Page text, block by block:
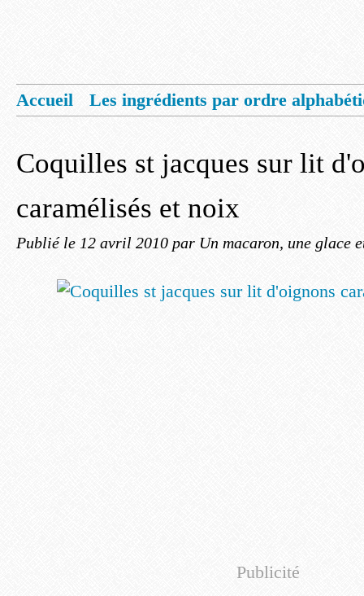
Accueil
Les ingrédients par ordre
Coquilles st jacques sur lit
caramélisés et noix
Publié le 12 avril 2010 par Un macaron, une glace
Publicité